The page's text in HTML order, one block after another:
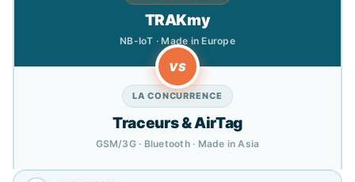
TRAKmy
NB-IoT · Made in Europe
VS
LA CONCURRENCE
Traceurs & AirTag
GSM/3G · Bluetooth · Made in Asia